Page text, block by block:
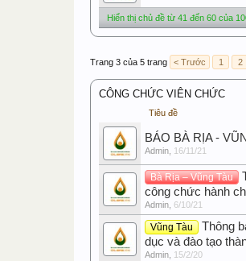
Hiển thị chủ đề từ 41 đến 60 của
Trang 3 của 5 trang < Trước 1 2
CÔNG CHỨC VIÊN CHỨC
Tiêu đề
BÁO BÀ RỊA -
Admin, 16/11/21
Bà Rịa – Vũng Tàu
công chức hành
Admin, 6/10/21
Vũng Tàu
Thông
dục và đào tạo
Admin, 15/2/20